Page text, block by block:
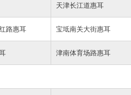
天津长江道惠耳
路惠耳 宝坻南关大街惠耳
津南体育场路惠耳